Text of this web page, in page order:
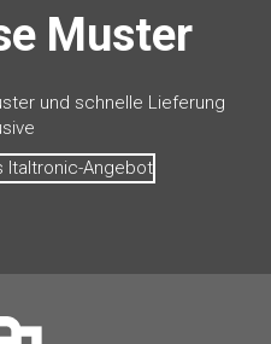
Muster
und schnelle Lieferung
Italtronic-Angebot